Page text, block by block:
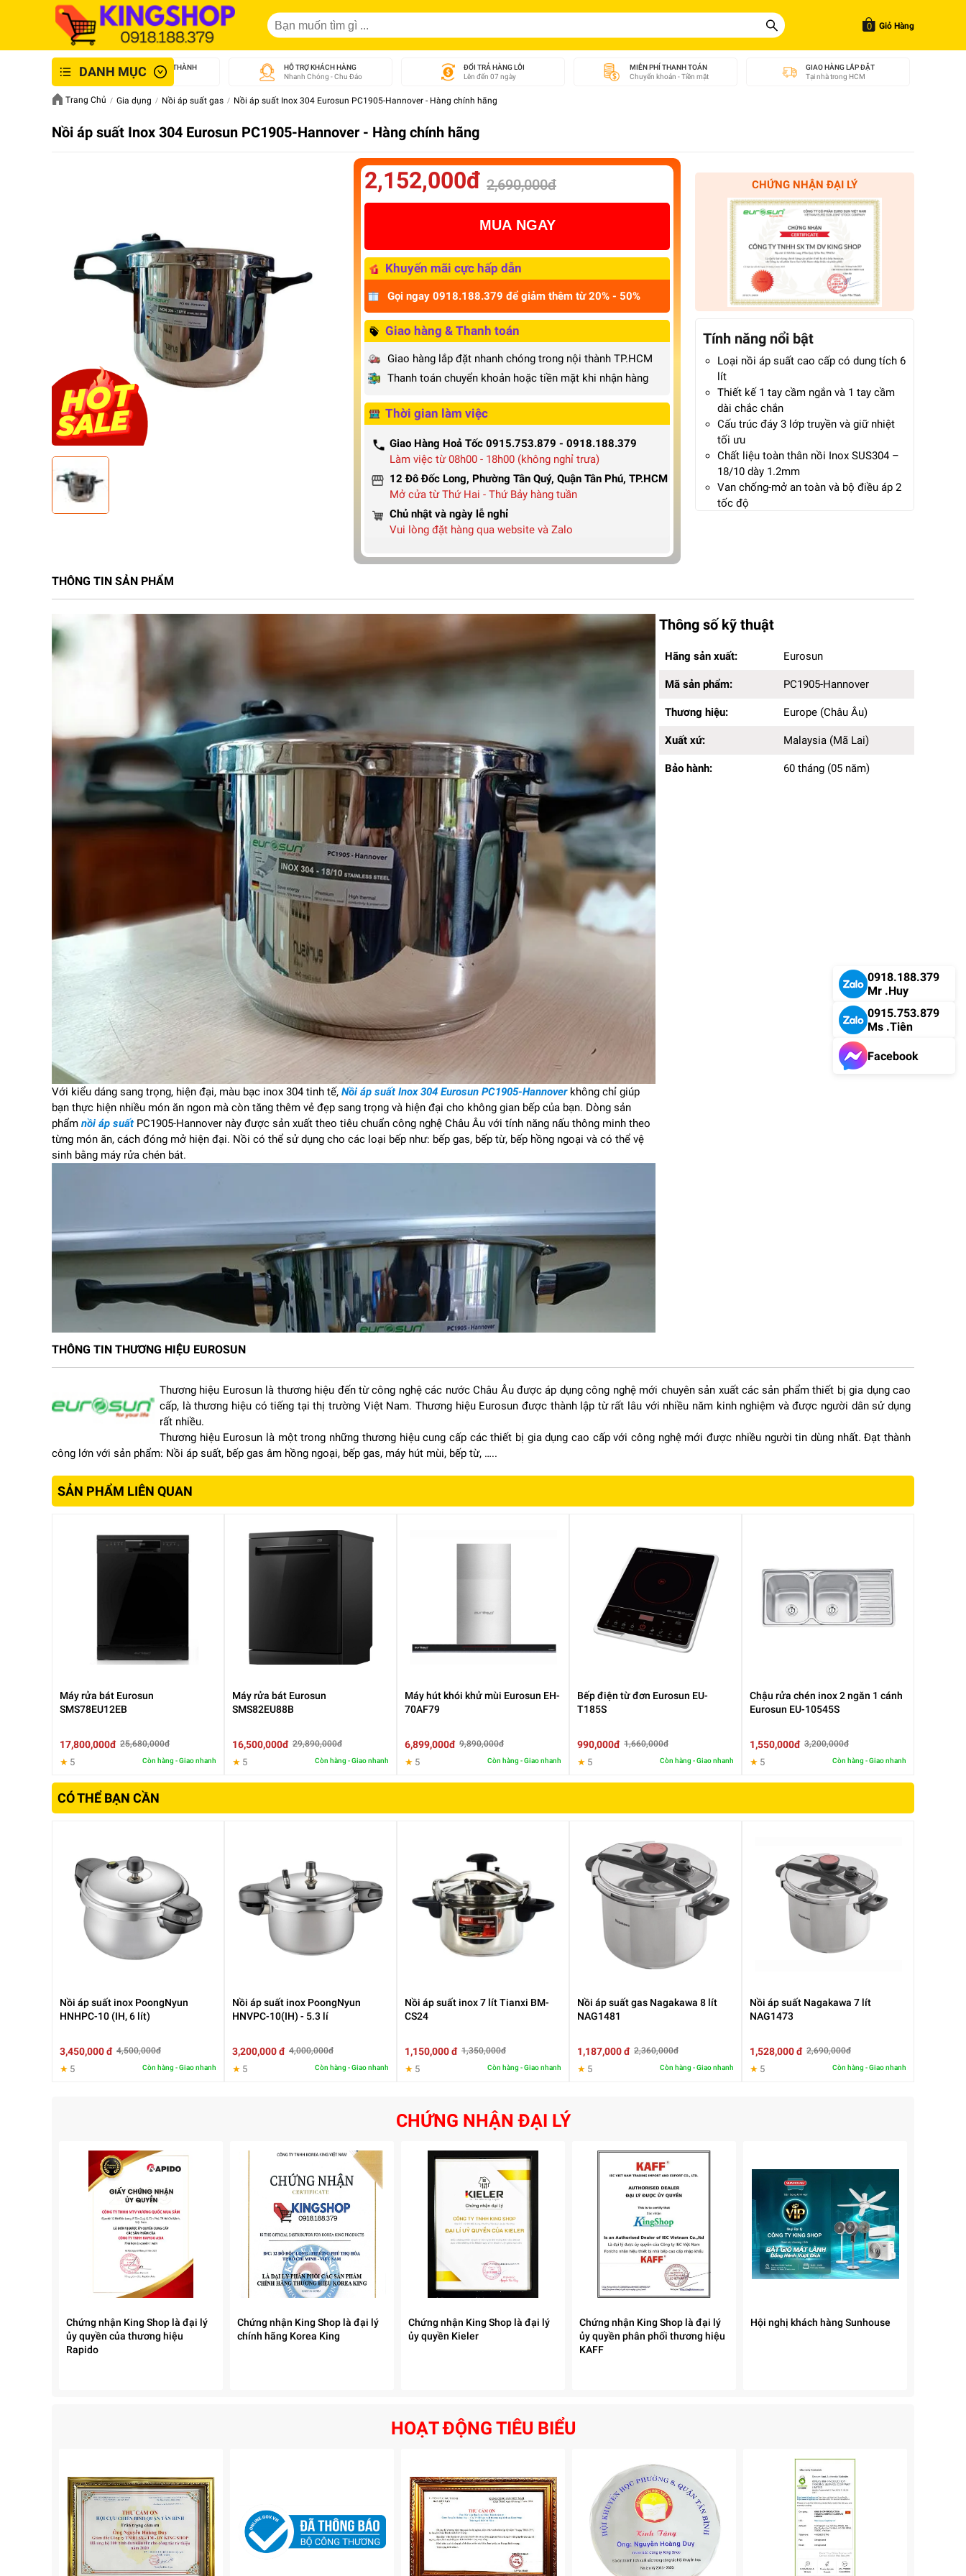
0 Giỏ Hàng
DANH MỤCGIAO NHANH NỘI THÀNH
An Toàn - Tận Tâm
HỖ TRỢ KHÁCH HÀNG
Nhanh Chóng - Chu Đáo
ĐỔI TRẢ HÀNG LỖI
Lên đến 07 ngày
MIỄN PHÍ THANH TOÁN
Chuyển khoản - Tiền mặt
GIAO HÀNG LẮP ĐẶT
Tại nhà trong HCM
Trang Chủ Gia dụng Nồi áp suất gas Nồi áp suất Inox 304 Eurosun PC1905-Hannover - Hàng chính hãng
Nồi áp suất Inox 304 Eurosun PC1905-Hannover - Hàng chính hãng
2,152,000đ 2,690,000đ
MUA NGAY
Khuyến mãi cực hấp dẫn
Gọi ngay 0918.188.379 để giảm thêm từ 20% - 50%
Giao hàng & Thanh toán
Giao hàng lắp đặt nhanh chóng trong nội thành TP.HCM
Thanh toán chuyển khoản hoặc tiền mặt khi nhận hàng
Thời gian làm việc
Giao Hàng Hoả Tốc 0915.753.879 - 0918.188.379
Làm việc từ 08h00 - 18h00 (không nghỉ trưa)
12 Đô Đốc Long, Phường Tân Quý, Quận Tân Phú, TP.HCM
Mở cửa từ Thứ Hai - Thứ Bảy hàng tuần
Chủ nhật và ngày lễ nghỉ
Vui lòng đặt hàng qua website và Zalo
CHỨNG NHẬN ĐẠI LÝ
Tính năng nổi bật
Loại nồi áp suất cao cấp có dung tích 6
lít
Thiết kế 1 tay cầm ngắn và 1 tay cầm
dài chắc chắn
Cấu trúc đáy 3 lớp truyền và giữ nhiệt
tối ưu
Chất liệu toàn thân nồi Inox SUS304 –
18/10 dày 1.2mm
Van chống-mở an toàn và bộ điều áp 2
tốc độ
2: 100Kpa
THÔNG TIN SẢN PHẨM
Với kiểu dáng sang trọng, hiện đại, màu bạc inox 304 tinh tế, Nồi áp suất Inox 304 Eurosun PC1905-Hannover không chỉ giúp
bạn thực hiện nhiều món ăn ngon mà còn tăng thêm vẻ đẹp sang trọng và hiện đại cho không gian bếp của bạn. Dòng sản
phẩm nồi áp suấtPC1905-Hannover này được sản xuất theo tiêu chuẩn công nghệ Châu Âu với tính năng nấu thông minh theo
từng món ăn, cách đóng mở hiện đại. Nồi có thể sử dụng cho các loại bếp như: bếp gas, bếp từ, bếp hồng ngoại và có thể vệ
sinh bằng máy rửa chén bát.
Cấu trúc 3 đáy theo phương thẳng đứng trong đó có lớp nhôm chuyên dụng dày 5mm, được chế tạo bằng máy tạo áp lực ma
có khả năng truyền và giữ nhiệt tối ưu, tiết kiệm năng lượng khi dùng. Toàn thân nồi làm
từ chất liệu inox SUS304 - 18/10 dày 1,2mm không bị oxi hóa hay cộng hưởng với các acid có trong thực phẩm trong quá trình
tốc độ để người dùng chọn bất kỳ mức áp suất nào phù hợp với nhu cầu nấu vừa đảm bảo an toàn vừa giúp món ăn nhanh
chín, tiết kiệm thời gian và công sức của người dùng. Bên cạnh đó, nồi áp xuất này còn được thiết kế 1 tay cầm ngắn và 1 tay
cầm dài chắc chắn và an toàn khi sử dụng.
Hãng sản xuất:Eurosun
Mã sản phẩm:
Thương hiệu:Europe (Châu Âu)
Bảo hành:60 tháng (05 năm)
Thông số kỹ thuật
Hãng sản xuất: Eurosun
Mã sản phẩm: PC1905-Hannover
Thương hiệu: Europe (Châu Âu)
Xuất xứ: Malaysia (Mã Lai)
Bảo hành: 60 tháng (05 năm)
THÔNG TIN THƯƠNG HIỆU EUROSUN
Thương hiệu Eurosun là thương hiệu đến từ công nghệ các nước Châu Âu được áp dụng công nghệ mới chuyên sản xuất các sản phẩm thiết bị gia dụng cao
cấp, là thương hiệu có tiếng tại thị trường Việt Nam. Thương hiệu Eurosun được thành lập từ rất lâu với nhiều năm kinh nghiệm và được người dân sử dụng
rất nhiều.
Thương hiệu Eurosun là một trong những thương hiệu cung cấp các thiết bị gia dụng cao cấp với công nghệ mới được nhiều người tin dùng nhất. Đạt thành
công lớn với sản phẩm: Nồi áp suất, bếp gas âm hồng ngoại, bếp gas, máy hút mùi, bếp từ, …..
SẢN PHẨM LIÊN QUAN
Máy rửa bát Eurosun
SMS78EU12EB
17,800,000đ 25,680,000đ
★ 5 Còn hàng - Giao nhanh
Máy rửa bát Eurosun
SMS82EU88B
16,500,000đ 29,890,000đ
★ 5 Còn hàng - Giao nhanh
Máy hút khói khử mùi Eurosun EH-
70AF79
6,899,000đ 9,890,000đ
★ 5 Còn hàng - Giao nhanh
Bếp điện từ đơn Eurosun EU-
T185S
990,000đ 1,660,000đ
★ 5 Còn hàng - Giao nhanh
Chậu rửa chén inox 2 ngăn 1 cánh
Eurosun EU-10545S
1,550,000đ 3,200,000đ
★ 5 Còn hàng - Giao nhanh
CÓ THỂ BẠN CẦN
Nồi áp suất inox PoongNyun
HNHPC-10 (IH, 6 lít)
3,450,000 đ 4,500,000đ
★ 5 Còn hàng - Giao nhanh
Nồi áp suất inox PoongNyun
HNVPC-10(IH) - 5.3 lí
3,200,000 đ 4,000,000đ
★ 5 Còn hàng - Giao nhanh
Nồi áp suất inox 7 lít Tianxi BM-
CS24
1,150,000 đ 1,350,000đ
★ 5 Còn hàng - Giao nhanh
Nồi áp suất gas Nagakawa 8 lít
NAG1481
1,187,000 đ 2,360,000đ
★ 5 Còn hàng - Giao nhanh
Nồi áp suất Nagakawa 7 lít
NAG1473
1,528,000 đ 2,690,000đ
★ 5 Còn hàng - Giao nhanh
CHỨNG NHẬN ĐẠI LÝ
Chứng nhận King Shop là đại lý
ủy quyền của thương hiệu
Rapido
Chứng nhận King Shop là đại lý
chính hãng Korea King
Chứng nhận King Shop là đại lý
ủy quyền Kieler
Chứng nhận King Shop là đại lý
ủy quyền phân phối thương hiệu
KAFF
Hội nghị khách hàng Sunhouse
HOẠT ĐỘNG TIÊU BIỂU
0918.188.379
Mr .Huy
0915.753.879
Ms .Tiên
Facebook